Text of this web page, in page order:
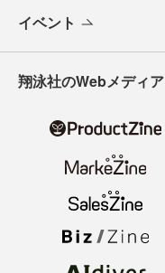
イベント
翔泳社のWebメディア